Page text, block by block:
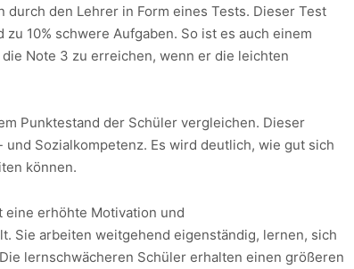
den Lehrer in Form eines Tests. Dieser Test
10% schwere Aufgaben. So ist es auch einem
Note 3 zu erreichen, wenn er die leichten
Punktestand der Schüler vergleichen. Dieser
Sozialkompetenz. Es wird deutlich, wie gut sich
können.
erhöhte Motivation und
Sie arbeiten weitgehend eigenständig, lernen, sich
lernschwächeren Schüler erhalten einen größeren